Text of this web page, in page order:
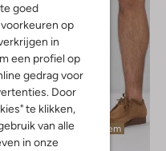
goed
op
in
een profiel op
gedrag voor
Door
te klikken,
van alle
in onze
Laatste item